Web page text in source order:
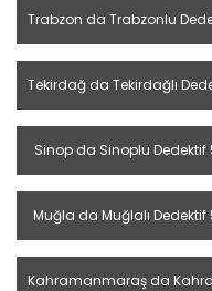
Trabzon da Trabzonlu
Tekirdağ da Tekirdağlı
Sinop da Sinoplu Dedektif
Muğla da Muğlalı Dedektif
Kahramanmaraş da